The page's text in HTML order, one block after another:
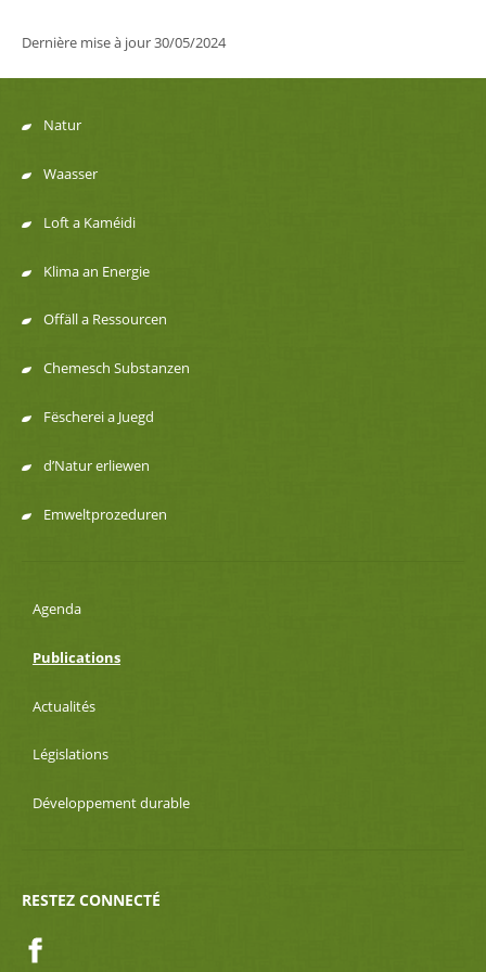
Dernière mise à jour30/05/2024
Menu
de
navigation
Natur
Waasser
Loft a Kaméidi
Klima an Energie
Offäll a Ressourcen
Chemesch Substanzen
Fëscherei a Juegd
d’Natur erliewen
Emweltprozeduren
Agenda
Publications
Actualités
Législations
Développement durable
RESTEZ CONNECTÉ